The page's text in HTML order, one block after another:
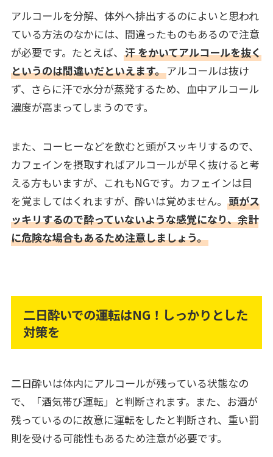
アルコールを分解、体外へ排出するのによいと思われ
ている方法のなかには、間違ったものもあるので注意
が必要です。たとえば、 汗をかいてアルコールを抜く
というのは間違いだといえます。アルコールは抜け
ず、さらに汗で水分が蒸発するため、血中アルコール
濃度が高まってしまうのです。
また、コーヒーなどを飲むと頭がスッキリするので、
カフェインを摂取すればアルコールが早く抜けると考
える方もいますが、これもNGです。カフェインは目
を覚ましてはくれますが、酔いは覚めません。 頭がス
ッキリするので酔っていないような感覚になり、余計
に危険な場合もあるため注意しましょう。
二日酔いでの運転はNG！しっかりとした
対策を
二日酔いは体内にアルコールが残っている状態なの
で、「酒気帯び運転」と判断されます。また、お酒が
残っているのに故意に運転をしたと判断され、重い罰
則を受ける可能性もあるため注意が必要です。